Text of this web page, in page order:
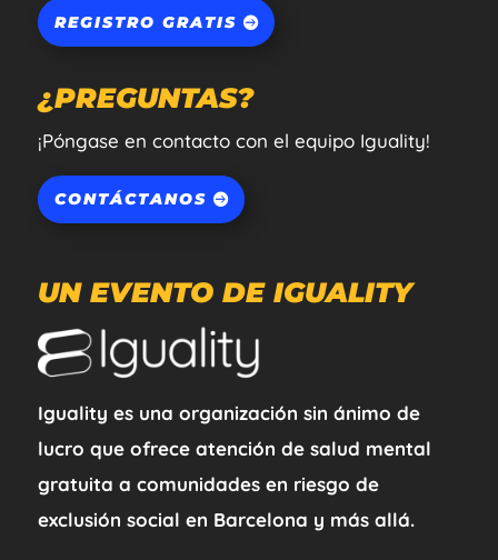
REGISTRO GRATIS
¿PREGUNTAS?
¡Póngase en contacto con el equipo Iguality!
CONTÁCTANOS
UN EVENTO DE IGUALITY
Iguality es una organización sin ánimo de
lucro que ofrece atención de salud mental
gratuita a comunidades en riesgo de
exclusión social en Barcelona y más allá.